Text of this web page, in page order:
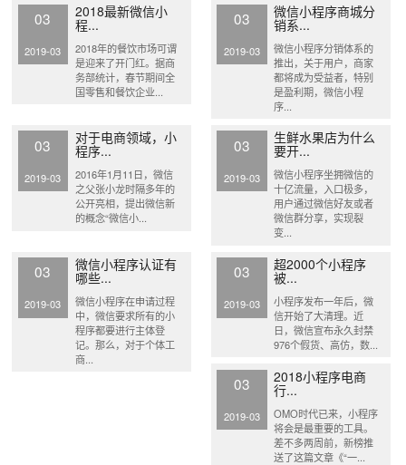
03
2019-03
2018最新微信小
程...
2018年的餐饮市场可谓
是迎来了开门红。据商
务部统计，春节期间全
国零售和餐饮企业...
03
2019-03
微信小程序商城分
销系...
微信小程序分销体系的
推出，关于用户，商家
都将成为受益者，特别
是盈利期，微信小程
序...
03
2019-03
对于电商领域，小
程序...
2016年1月11日，微信
之父张小龙时隔多年的
公开亮相，提出微信新
的概念“微信小...
03
2019-03
生鲜水果店为什么
要开...
微信小程序坐拥微信的
十亿流量，入口极多，
用户通过微信好友或者
微信群分享，实现裂
变...
03
2019-03
微信小程序认证有
哪些...
微信小程序在申请过程
中，微信要求所有的小
程序都要进行主体登
记。那么，对于个体工
商...
03
2019-03
超2000个小程序
被...
小程序发布一年后，微
信开始了大清理。近
日，微信宣布永久封禁
976个假货、高仿，数...
03
2019-03
2018小程序电商
行...
OMO时代已来，小程序
将会是最重要的工具。
差不多两周前，新榜推
送了这篇文章《“一...